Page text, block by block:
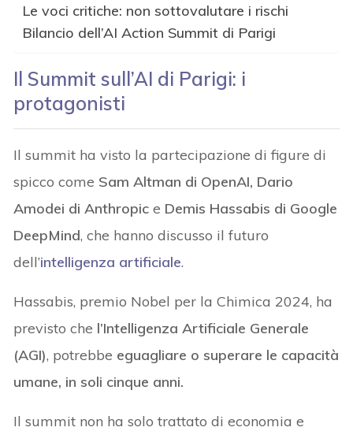
Le voci critiche: non sottovalutare i rischi
Bilancio dell’AI Action Summit di Parigi
Il Summit sull’AI di Parigi: i
protagonisti
Il summit ha visto la partecipazione di figure di
spicco come Sam Altman di OpenAI, Dario
Amodei di Anthropic e Demis Hassabis di Google
DeepMind, che hanno discusso il futuro
dell’intelligenza artificiale.
Hassabis, premio Nobel per la Chimica 2024, ha
previsto che l’Intelligenza Artificiale Generale
(AGI), potrebbe eguagliare o superare le capacità
umane, in soli cinque anni.
Il summit non ha solo trattato di economia e